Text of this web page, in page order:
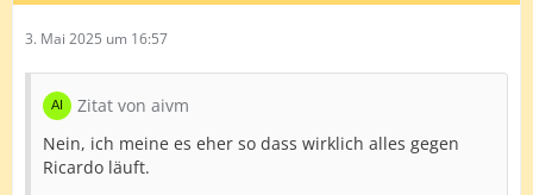
3. Mai 2025 um 16:57
Zitat von aivm
Nein, ich meine es eher so dass wirklich alles gegen
Ricardo läuft.